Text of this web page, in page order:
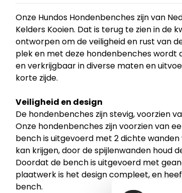
Onze Hundos Hondenbenches zijn van
Kelders Kooien. Dat is terug te zien in de
ontworpen om de veiligheid en rust van
plek en met deze hondenbenches wordt
en verkrijgbaar in diverse maten en
korte zijde.
Veiligheid en design
De hondenbenches zijn stevig, voorzien
Onze hondenbenches zijn voorzien van
bench is uitgevoerd met 2 dichte
kan krijgen, door de spijlenwanden houd
Doordat de bench is uitgevoerd met
plaatwerk is het design compleet, en
bench.